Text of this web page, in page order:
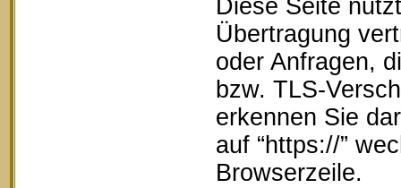
Diese Seite
Übertragung
oder Anfragen,
bzw. TLS-
erkennen Sie
auf “https://”
Browserzeile.